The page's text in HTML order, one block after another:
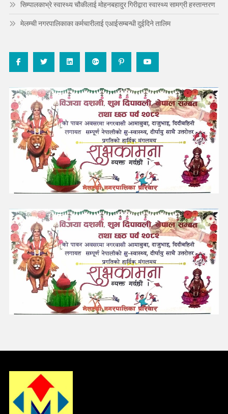
सिम्पालकाभ्रे स्वास्थ्य चौकीलाई मोहनबहादुर गिरीद्वारा स्वास्थ्य सामग्री हस्तान्तरण
मेलम्ची नगरपालिकाका कर्मचारीलाई एआईसम्बन्धी दुईदिने तालिम